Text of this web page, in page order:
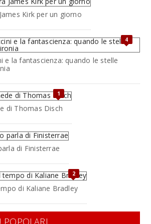
Kirk per un giorno
4
e la fantascienza: quando le stelle
1
di Thomas Disch
di Finisterrae
2
di Kaliane Bradley
POPOLARI